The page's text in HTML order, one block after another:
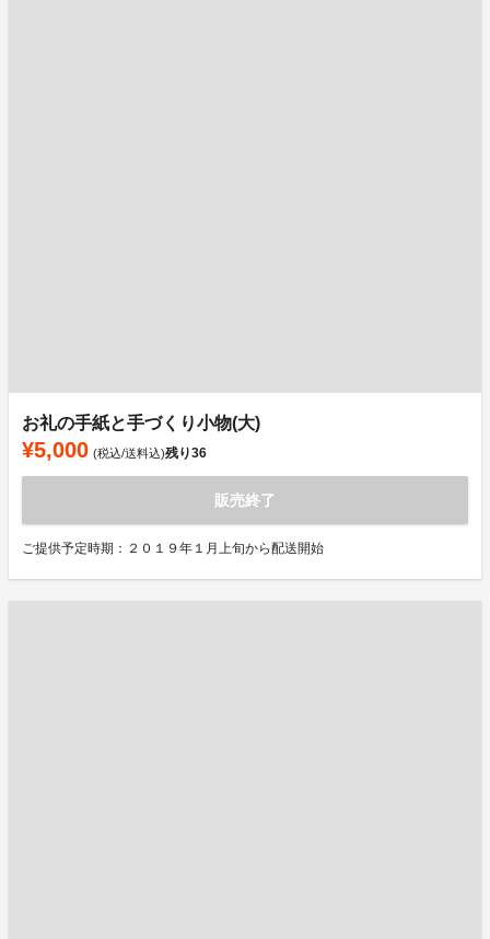
お礼の手紙と手づくり小物(大)
¥5,000 (税込/送料込)残り36
販売終了
ご提供予定時期：２０１９年１月上旬から配送開始